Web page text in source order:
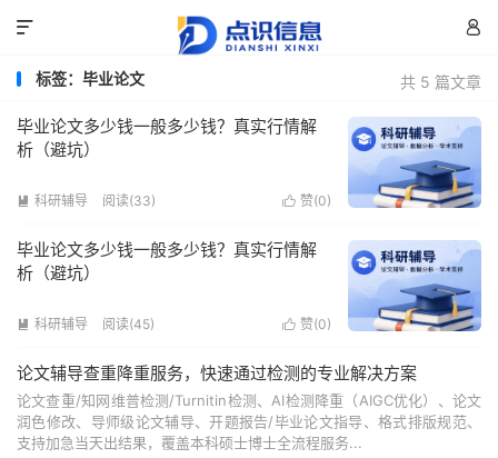


共 5 篇文章
标签：毕业论文
毕业论文多少钱一般多少钱？真实行情解
析（避坑）
 赞(0)
 科研辅导 阅读(33)
毕业论文多少钱一般多少钱？真实行情解
析（避坑）
 赞(0)
 科研辅导 阅读(45)
论文辅导查重降重服务，快速通过检测的专业解决方案
论文查重/知网维普检测/Turnitin检测、AI检测降重（AIGC优化）、论文
润色修改、导师级论文辅导、开题报告/毕业论文指导、格式排版规范、
支持加急当天出结果，覆盖本科硕士博士全流程服务...